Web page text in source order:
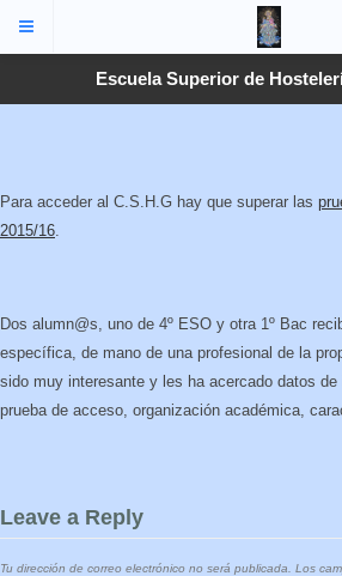
Escuela Superior de
Para acceder al C.S.H.G hay que superar las
2015/16.
Dos alumn@s, uno de 4º ESO y otra 1º Bac
específica, de mano de una profesional de la
sido muy interesante y les ha acercado datos
prueba de acceso, organización académica,
Leave a Reply
Tu dirección de correo electrónico no será publicada.
Los